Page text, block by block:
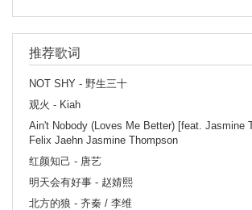
推荐歌词
NOT SHY - 野生三十
观火 - Kiah
Ain't Nobody (Loves Me Better) [feat. Jasmine
Felix Jaehn Jasmine Thompson
红颜知己 - 唐艺
明天会有好事 - 赵婧熙
北方的狼 - 齐秦 / 李维